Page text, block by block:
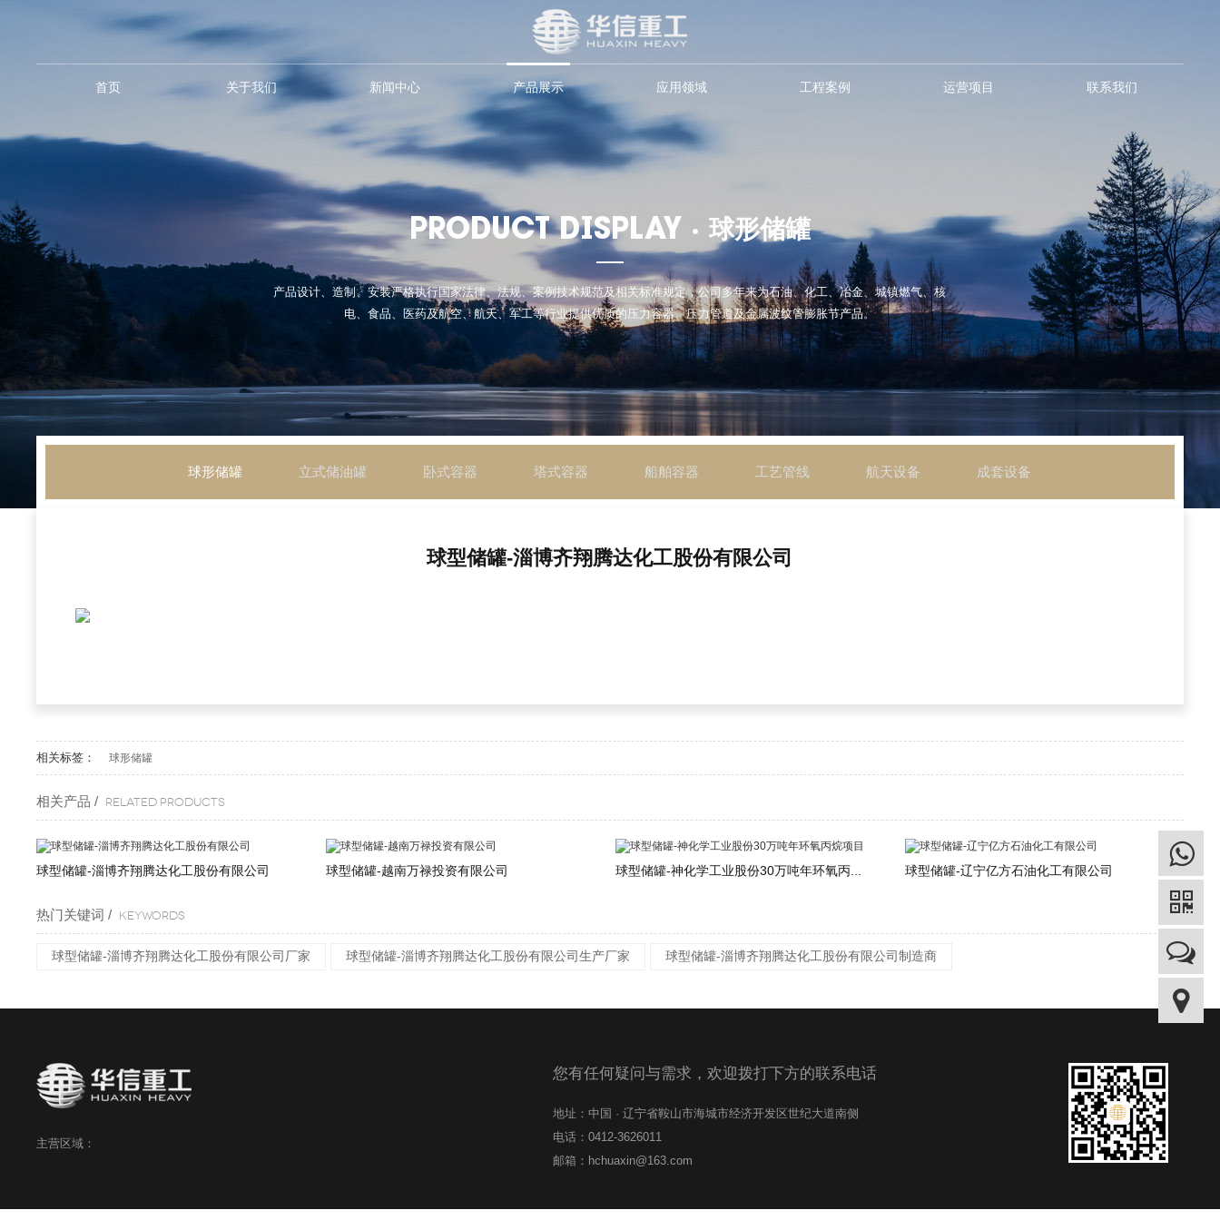
首页 关于我们 新闻中心 产品展示 应用领域 工程案例 运营项目 联系我们
PRODUCT DISPLAY · 球形储罐
产品设计、造制、安装严格执行国家法律、法规、案例技术规范及相关标准规定，公司多年来为石油、化工、冶金、城镇燃气、核
电、食品、医药及航空、航天、军工等行业提供优质的压力容器、压力管道及金属波纹管膨胀节产品。
球形储罐 立式储油罐 卧式容器 塔式容器 船舶容器 工艺管线 航天设备 成套设备
球型储罐-淄博齐翔腾达化工股份有限公司
相关标签： 球形储罐
相关产品 / Related products
球型储罐-淄博齐翔腾达化工股份有限公司 球型储罐-越南万禄投资有限公司 球型储罐-神化学工业股份30万吨年环氧丙... 球型储罐-辽宁亿方石油化工有限公司
热门关键词 / KEYWORDS
球型储罐-淄博齐翔腾达化工股份有限公司厂家 球型储罐-淄博齐翔腾达化工股份有限公司生产厂家 球型储罐-淄博齐翔腾达化工股份有限公司制造商
主营区域：
您有任何疑问与需求，欢迎拨打下方的联系电话
地址：中国 · 辽宁省鞍山市海城市经济开发区世纪大道南侧
电话：0412-3626011
邮箱：hchuaxin@163.com